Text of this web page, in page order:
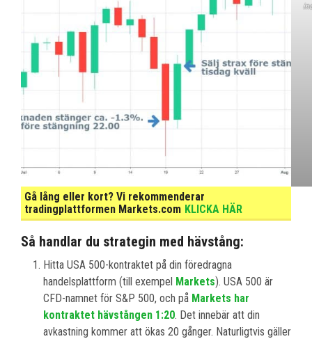
Gå lång eller kort? Vi rekommenderar
tradingplattformen Markets.com KLICKA HÄR
Så handlar du strategin med hävstång:
Hitta USA 500-kontraktet på din föredragna
handelsplattform (till exempel Markets). USA 500 är
CFD-namnet för S&P 500, och på Markets har
kontraktet hävstången 1:20. Det innebär att din
avkastning kommer att ökas 20 gånger. Naturligtvis gäller